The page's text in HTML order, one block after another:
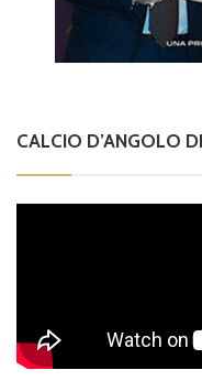
CALCIO D’ANGOLO